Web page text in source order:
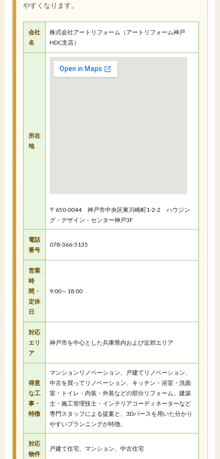
やすくなります。
会社
名
株式会社アートリフォーム（アートリフォーム神戸
HDC支店）
所在
地
〒650-0044 神戸市中央区東川崎町1-2-2 ハウジン
グ・デザイン・センター神戸3F
電話
番号
078-366-5135
営業
時
間・
定休
日
9:00～18:00
対応
エリ
ア
神戸市を中心とした兵庫県内および近郊エリア
得意
な工
事・
特徴
マンションリノベーション、戸建てリノベーション、
中古を買ってリノベーション、キッチン・浴室・洗面
室・トイレ・内装・外装などの部分リフォーム。建築
士・施工管理技士・インテリアコーディネーターなど
専門スタッフによる提案と、3Dパースを用いた分かり
やすいプランニングが特徴。
対応
物件
戸建て住宅、マンション、中古住宅